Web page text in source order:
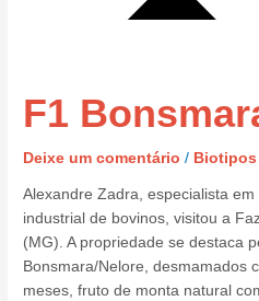
F1
Deixe um comentário / Biotipos
Alexandre Zadra, especialista
industrial de bovinos, visitou a
(MG). A propriedade se destaca
Bonsmara/Nelore, desmamados
meses, fruto de monta natural